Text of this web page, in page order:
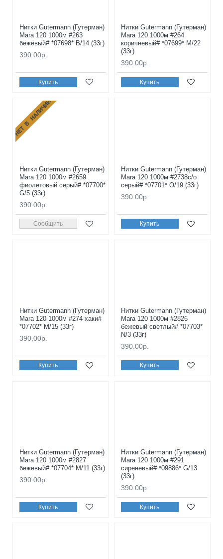
Нитки Gutermann (Гутерман)
Mara 120 1000м #263
бежевый# *07698* B/14 (33г)
390.00р.
Купить
Нитки Gutermann (Гутерман)
Mara 120 1000м #264
коричневый# *07699* M/22
(33г)
390.00р.
Купить
НЕТ В НАЛИЧИИ
Нитки Gutermann (Гутерман)
Mara 120 1000м #2659
фиолетовый серый# *07700*
G/5 (33г)
390.00р.
Сообщить
Нитки Gutermann (Гутерман)
Mara 120 1000м #2738с/о
серый# *07701* O/19 (33г)
390.00р.
Купить
Нитки Gutermann (Гутерман)
Mara 120 1000м #274 хаки#
*07702* M/15 (33г)
390.00р.
Купить
Нитки Gutermann (Гутерман)
Mara 120 1000м #2826
бежевый светлый# *07703*
N/3 (33г)
390.00р.
Купить
Нитки Gutermann (Гутерман)
Mara 120 1000м #2827
бежевый# *07704* M/11 (33г)
390.00р.
Купить
Нитки Gutermann (Гутерман)
Mara 120 1000м #291
сиреневый# *09886* G/13
(33г)
390.00р.
Купить